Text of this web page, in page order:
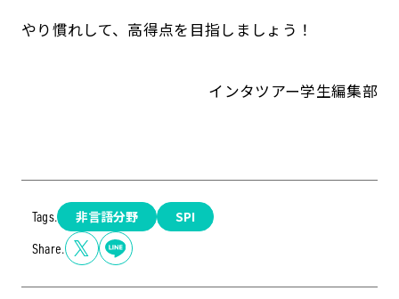
やり慣れして、高得点を目指しましょう！
インタツアー学生編集部
Tags. 非言語分野 SPI
Share.